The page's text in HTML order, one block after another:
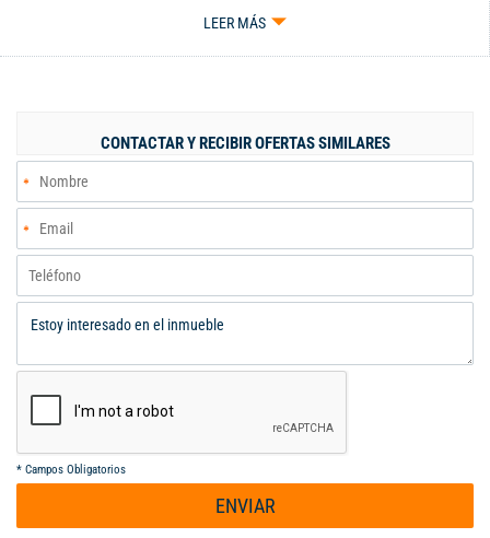
PAVIMENTADAS - CELULAR 300-3229115.
LEER MÁS
CONTACTAR Y RECIBIR OFERTAS SIMILARES
* Campos Obligatorios
ENVIAR